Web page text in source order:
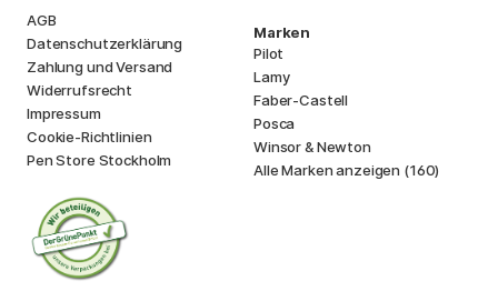
AGB
Datenschutzerklärung
Zahlung und Versand
Widerrufsrecht
Impressum
Cookie-Richtlinien
Pen Store Stockholm
Marken
Pilot
Lamy
Faber-Castell
Posca
Winsor & Newton
Alle Marken anzeigen (160)